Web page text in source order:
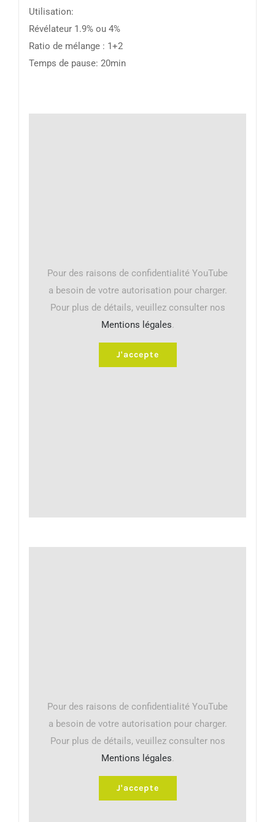
Utilisation:
Révélateur 1.9% ou 4%
Ratio de mélange : 1+2
Temps de pause: 20min
Pour des raisons de confidentialité YouTube
a besoin de votre autorisation pour charger.
Pour plus de détails, veuillez consulter nos
Mentions légales.
J'accepte
Pour des raisons de confidentialité YouTube
a besoin de votre autorisation pour charger.
Pour plus de détails, veuillez consulter nos
Mentions légales.
J'accepte